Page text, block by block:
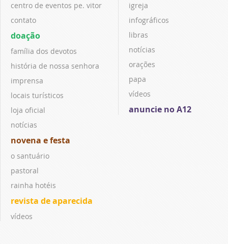
centro de eventos pe. vitor
contato
doação
família dos devotos
história de nossa senhora
imprensa
locais turísticos
loja oficial
notícias
novena e festa
o santuário
pastoral
rainha hotéis
revista de aparecida
vídeos
igreja
infográficos
libras
notícias
orações
papa
vídeos
anuncie no A12